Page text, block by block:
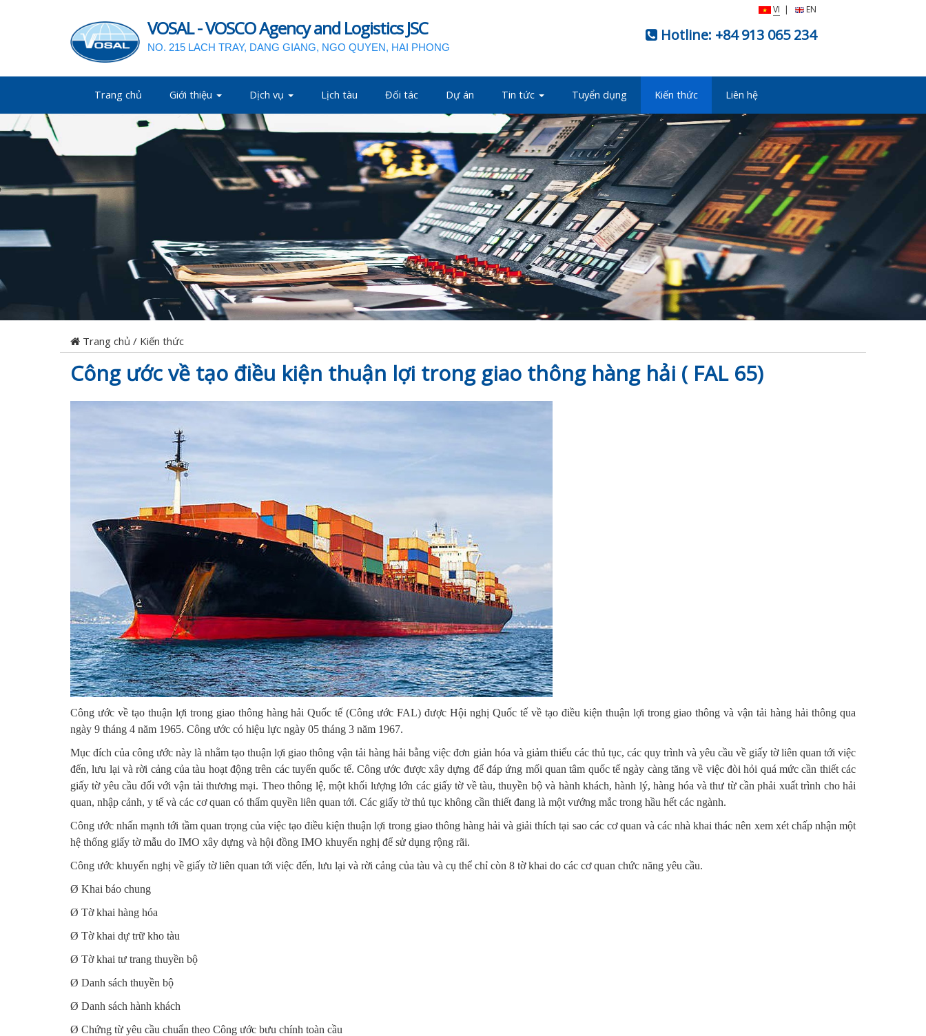
VOSAL - VOSCO Agency and Logistics JSC
NO. 215 LACH TRAY, DANG GIANG, NGO QUYEN, HAI PHONG
VI | EN
Hotline: +84 913 065 234
Trang chủ Giới thiệu Dịch vụ Lịch tàu Đối tác Dự án Tin tức Tuyển dụng Kiến thức Liên hệ
Trang chủ / Kiến thức
Công ước về tạo điều kiện thuận lợi trong giao thông hàng hải ( FAL 65)
Công ước về tạo thuận lợi trong giao thông hàng hải Quốc tế (Công ước FAL) được Hội nghị Quốc tế về tạo điều kiện thuận lợi trong giao thông và vận tải hàng hải thông qua
ngày 9 tháng 4 năm 1965. Công ước có hiệu lực ngày 05 tháng 3 năm 1967.
Mục đích của công ước này là nhằm tạo thuận lợi giao thông vận tải hàng hải bằng việc đơn giản hóa và giảm thiểu các thủ tục, các quy trình và yêu cầu về giấy tờ liên quan tới việc
đến, lưu lại và rời cảng của tàu hoạt động trên các tuyến quốc tế. Công ước được xây dựng để đáp ứng mối quan tâm quốc tế ngày càng tăng về việc đòi hỏi quá mức cần thiết các
giấy tờ yêu cầu đối với vận tải thương mại. Theo thông lệ, một khối lượng lớn các giấy tờ về tàu, thuyền bộ và hành khách, hành lý, hàng hóa và thư từ cần phải xuất trình cho hải
quan, nhập cảnh, y tế và các cơ quan có thẩm quyền liên quan tới. Các giấy tờ thủ tục không cần thiết đang là một vướng mắc trong hầu hết các ngành.
Công ước nhấn mạnh tới tầm quan trọng của việc tạo điều kiện thuận lợi trong giao thông hàng hải và giải thích tại sao các cơ quan và các nhà khai thác nên xem xét chấp nhận một
hệ thống giấy tờ mẫu do IMO xây dựng và hội đồng IMO khuyến nghị để sử dụng rộng rãi.
Công ước khuyến nghị về giấy tờ liên quan tới việc đến, lưu lại và rời cảng của tàu và cụ thể chỉ còn 8 tờ khai do các cơ quan chức năng yêu cầu.
Ø Khai báo chung
Ø Tờ khai hàng hóa
Ø Tờ khai dự trữ kho tàu
Ø Tờ khai tư trang thuyền bộ
Ø Danh sách thuyền bộ
Ø Danh sách hành khách
Ø Chứng từ yêu cầu chuẩn theo Công ước bưu chính toàn cầu